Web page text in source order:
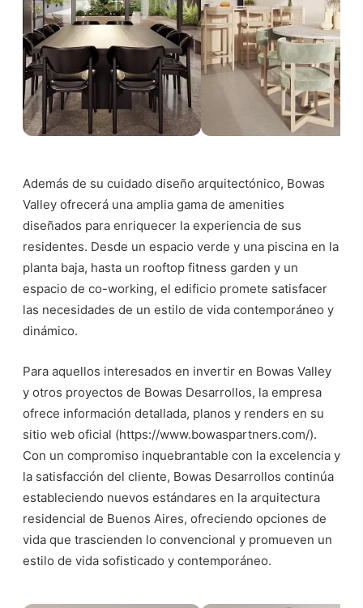
Además de su cuidado diseño arquitectónico, Bowas
Valley ofrecerá una amplia gama de amenities
diseñados para enriquecer la experiencia de sus
residentes. Desde un espacio verde y una piscina en la
planta baja, hasta un rooftop fitness garden y un
espacio de co-working, el edificio promete satisfacer
las necesidades de un estilo de vida contemporáneo y
dinámico.
Para aquellos interesados en invertir en Bowas Valley
y otros proyectos de Bowas Desarrollos, la empresa
ofrece información detallada, planos y renders en su
sitio web oficial (https://www.bowaspartners.com/).
Con un compromiso inquebrantable con la excelencia y
la satisfacción del cliente, Bowas Desarrollos continúa
estableciendo nuevos estándares en la arquitectura
residencial de Buenos Aires, ofreciendo opciones de
vida que trascienden lo convencional y promueven un
estilo de vida sofisticado y contemporáneo.